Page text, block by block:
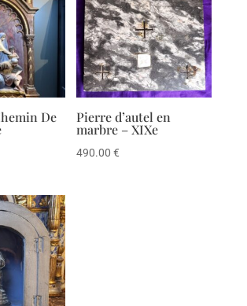
De Pierre d’autel en
marbre – XIXe
490.00€